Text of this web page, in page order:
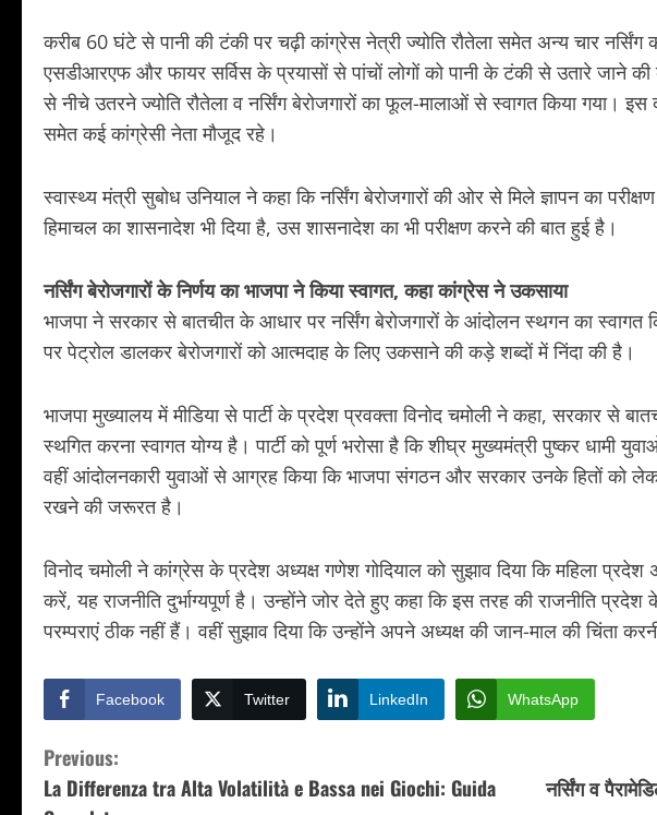
करीब 60 घंटे से पानी की टंकी पर चढ़ी कांग्रेस नेत्री ज्योति रौतेला समेत अन्य चार
एसडीआरएफ और फायर सर्विस के प्रयासों से पांचों लोगों को पानी के टंकी से उतारे जाने
से नीचे उतरने ज्योति रौतेला व नर्सिंग बेरोजगारों का फूल-मालाओं से स्वागत किया गया।
समेत कई कांग्रेसी नेता मौजूद रहे।
स्वास्थ्य मंत्री सुबोध उनियाल ने कहा कि नर्सिंग बेरोजगारों की ओर से मिले ज्ञापन का
हिमाचल का शासनादेश भी दिया है, उस शासनादेश का भी परीक्षण करने की बात हुई है।
नर्सिंग बेरोजगारों के निर्णय का भाजपा ने किया स्वागत, कहा कांग्रेस ने उकसाया
भाजपा ने सरकार से बातचीत के आधार पर नर्सिंग बेरोजगारों के आंदोलन स्थगन का स्वागत
पर पेट्रोल डालकर बेरोजगारों को आत्मदाह के लिए उकसाने की कड़े शब्दों में निंदा की है।
भाजपा मुख्यालय में मीडिया से पार्टी के प्रदेश प्रवक्ता विनोद चमोली ने कहा, सरकार से
स्थगित करना स्वागत योग्य है। पार्टी को पूर्ण भरोसा है कि शीघ्र मुख्यमंत्री पुष्कर धामी
वहीं आंदोलनकारी युवाओं से आग्रह किया कि भाजपा संगठन और सरकार उनके हितों को
रखने की जरूरत है।
विनोद चमोली ने कांग्रेस के प्रदेश अध्यक्ष गणेश गोदियाल को सुझाव दिया कि महिला
करें, यह राजनीति दुर्भाग्यपूर्ण है। उन्होंने जोर देते हुए कहा कि इस तरह की राजनीति प्रदेश
परम्पराएं ठीक नहीं हैं। वहीं सुझाव दिया कि उन्होंने अपने अध्यक्ष की जान-माल की चिंता
Facebook Twitter LinkedIn WhatsApp
C
Previous:
La Differenza tra Alta Volatilità e Bassa nei Giochi: Guida
नर्सिंग व